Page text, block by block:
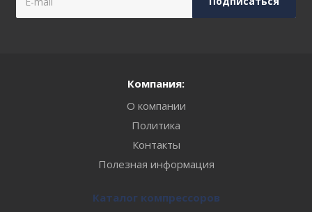
Компания:
О компании
Политика
Контакты
Полезная информация
Каталог компрессоров